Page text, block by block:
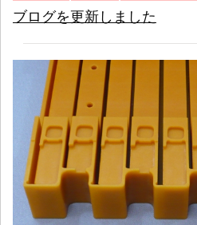
ブログを更新しました